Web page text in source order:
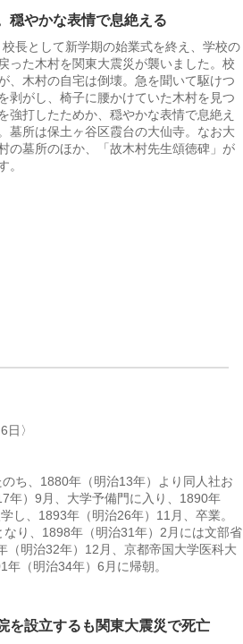
穏やかな表情で息絶える
長として新学期の始業式を終え、学校の
った木村を関東大震災が襲いました。校
、木村の自宅は倒壊。急を聞いて駆けつ
剥がし、椅子に腰かけていた木村を見つ
強打したためか、穏やかな表情で息絶え
墓所は保土ヶ谷区霞台の大仙寺。なお大
の墓所のほか、「故木村先生頌徳碑」が
。
〉
ち、1880年（明治13年）より同人社お
年）9月、大学予備門に入り、1890年
し、1893年（明治26年）11月、卒業。
り、1898年（明治31年）2月には文部省
明治32年）12月、京都帝国大学医科大
（明治34年）6月に帰朝。
を設立するも関東大震災で死亡